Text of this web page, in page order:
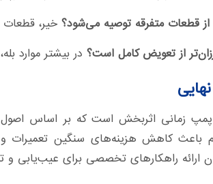
خیر،
در بیشتر موارد
زمانی اثربخش است که بر اساس اصول
کاهش هزینه‌های سنگین تعمیرات و
ارائه راهکارهای تخصصی برای عیب‌یابی